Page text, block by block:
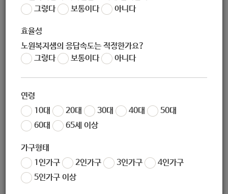
그렇다
보통이다 아니다
효율성
노원복지샘의 응답속도는 적정한가요?
그렇다
보통이다 아니다
연령
10대
20대 30대 40대
50대
60대
65세 이상
가구형태
1인가구
2인가구 3인가구
4인가구
5인가구 이상
[복지정책과] 서울시 재난 긴급생활비 지원 신청(3월 30일 ~ 5월
15일 18:00까지)
작성자 노원 복지샘
작성일 2020-03-31 17:54
서울시 재난 긴급생활비 지원 신청
- 3월 30일 ~ 5월 15일 18:00까지 -